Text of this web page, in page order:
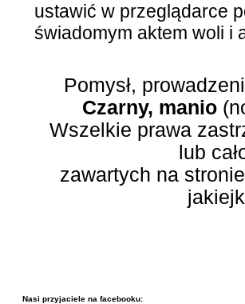
ustawić w przeglądarce
świadomym aktem woli i
Pomysł,
Czarny, manio
Wszelkie prawa
lub
zawartych na
Nasi przyjaciele na facebooku: